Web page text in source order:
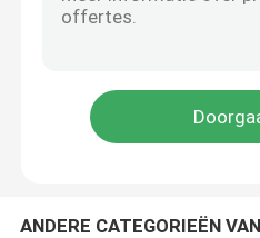
Horizontale Persmachine
ANDERE CATEGORIEËN